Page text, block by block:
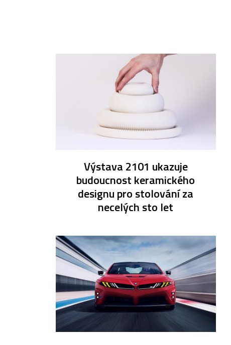
Výstava 2101 ukazuje
budoucnost keramického
designu pro stolování za
necelých sto let